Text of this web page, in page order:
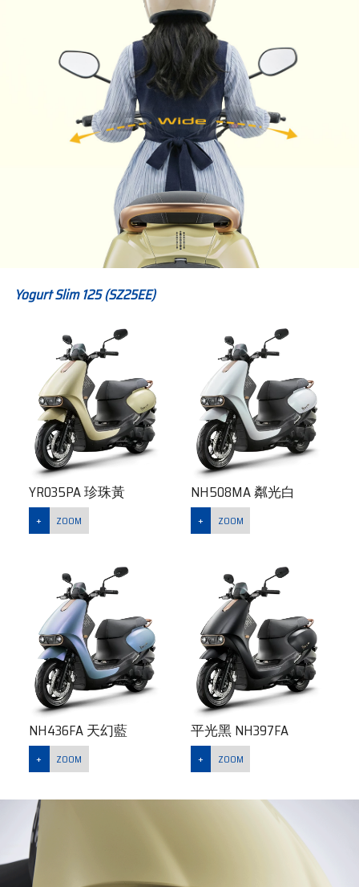
Yogurt Slim 125 (SZ25EE)
YR035PA 珍珠黃 NH508MA 粼光白
NH436FA 天幻藍 平光黑 NH397FA